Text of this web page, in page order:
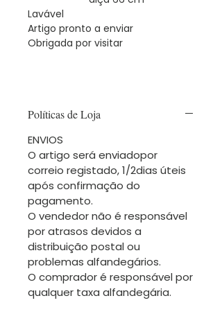
Lavável
Artigo pronto a enviar
Obrigada por visitar
Políticas de Loja
ENVIOS
O artigo será enviadopor
correio registado, 1/2dias úteis
após confirmação do
pagamento.
O vendedor não é responsável
por atrasos devidos a
distribuição postal ou
problemas alfandegários.
O comprador é responsável por
qualquer taxa alfandegária.